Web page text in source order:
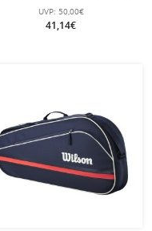
Hauptfächer) 2025 navyblau 6er
UVP: 50,00€
41,14€